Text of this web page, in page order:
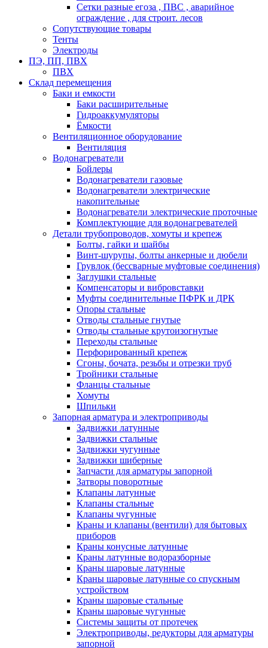
Сетки разные егоза , ПВС , аварийное
ограждение , для строит. лесов
Сопутствующие товары
Тенты
Электроды
ПЭ, ПП, ПВХ
ПВХ
Склад перемещения
Баки и емкости
Баки расширительные
Гидроаккумуляторы
Ёмкости
Вентиляционное оборудование
Вентиляция
Водонагреватели
Бойлеры
Водонагреватели газовые
Водонагреватели электрические
накопительные
Водонагреватели электрические проточные
Комплектующие для водонагревателей
Детали трубопроводов, хомуты и крепеж
Болты, гайки и шайбы
Винт-шурупы, болты анкерные и дюбели
Грувлок (бессварные муфтовые соединения)
Заглушки стальные
Компенсаторы и вибровставки
Муфты соединительные ПФРК и ДРК
Опоры стальные
Отводы стальные гнутые
Отводы стальные крутоизогнутые
Переходы стальные
Перфорированный крепеж
Сгоны, бочата, резьбы и отрезки труб
Тройники стальные
Фланцы стальные
Хомуты
Шпильки
Запорная арматура и электроприводы
Задвижки латунные
Задвижки стальные
Задвижки чугунные
Задвижки шиберные
Запчасти для арматуры запорной
Затворы поворотные
Клапаны латунные
Клапаны стальные
Клапаны чугунные
Краны и клапаны (вентили) для бытовых
приборов
Краны конусные латунные
Краны латунные водоразборные
Краны шаровые латунные
Краны шаровые латунные со спускным
устройством
Краны шаровые стальные
Краны шаровые чугунные
Системы защиты от протечек
Электроприводы, редукторы для арматуры
запорной